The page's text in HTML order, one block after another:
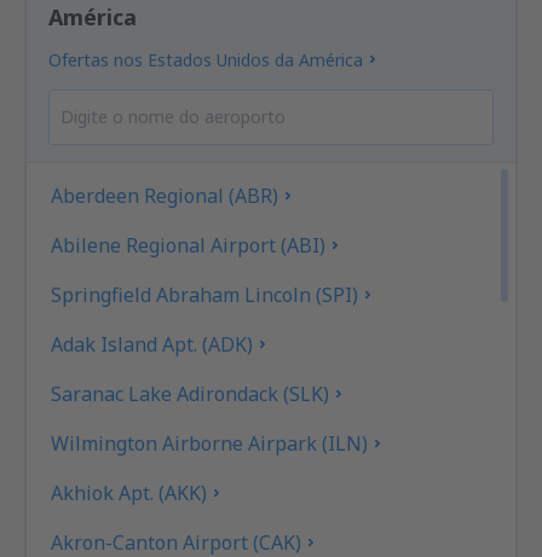
América
Ofertas nos Estados Unidos da América
Aberdeen Regional (ABR)
Abilene Regional Airport (ABI)
Springfield Abraham Lincoln (SPI)
Adak Island Apt. (ADK)
Saranac Lake Adirondack (SLK)
Wilmington Airborne Airpark (ILN)
Akhiok Apt. (AKK)
Akron-Canton Airport (CAK)